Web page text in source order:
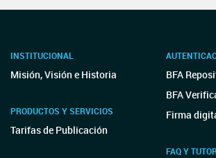
INSTITUCIONAL
Misión, Visión e Historia
PRODUCTOS Y SERVICIOS
Tarifas de Publicación
BFA
BFA
Firma
FAQ Y